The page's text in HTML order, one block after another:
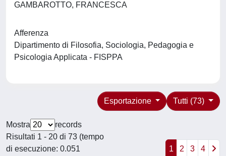
GAMBAROTTO, FRANCESCA
Afferenza
Dipartimento di Filosofia, Sociologia, Pedagogia e
Psicologia Applicata - FISPPA
Tutti (73)
Esportazione
Mostra
records
Risultati 1 - 20 di 73 (tempo
di esecuzione: 0.051
1 2 3 4